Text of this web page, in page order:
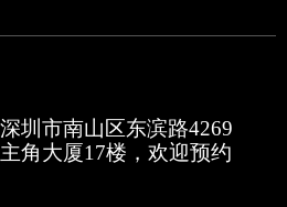
圳市南山区东滨路4269
角大厦17楼，欢迎预约